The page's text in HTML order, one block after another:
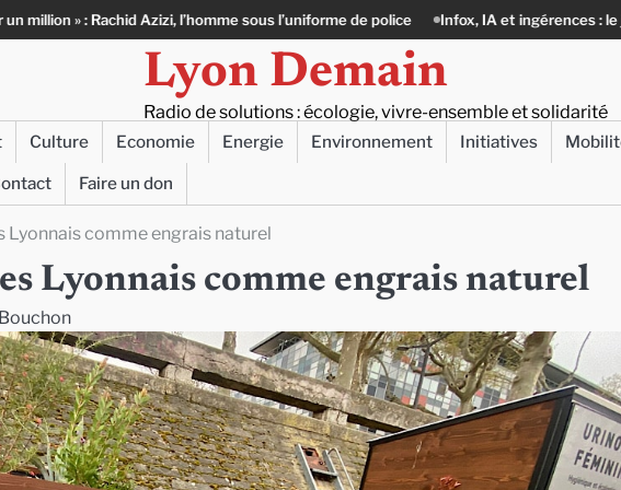
sous l’uniforme de police Infox, IA et ingérences : le journalisme peut-il encore
Lyon Demain
Radio de solutions : écologie, vivre-ensemble et solidarité
Culture Economie Energie Environnement Initiatives
Faire un don
Lyonnais comme engrais naturel
Lyonnais comme engrais naturel